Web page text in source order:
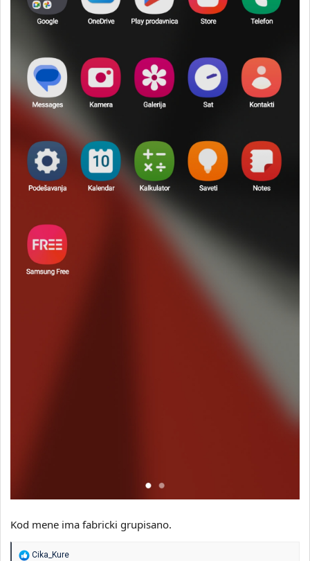
Kod mene ima fabricki grupisano.
R
Cika_Kure